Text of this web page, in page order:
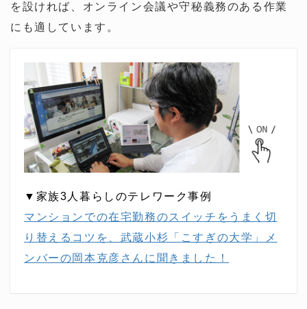
を設ければ、オンライン会議や守秘義務のある作業
にも適しています。
▼家族3人暮らしのテレワーク事例
マンションでの在宅勤務のスイッチをうまく切
り替えるコツを、武蔵小杉「こすぎの大学」メ
ンバーの岡本克彦さんに聞きました！